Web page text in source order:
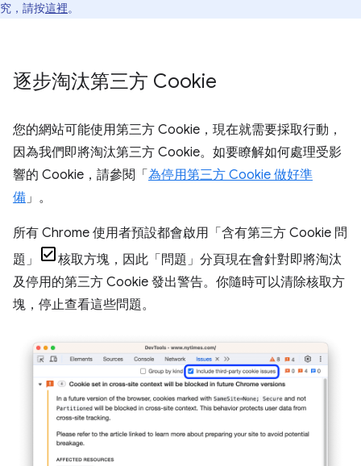
究，請按這裡。
逐步淘汰第三方 Cookie
您的網站可能使用第三方 Cookie，現在就需要採取行動，
因為我們即將淘汰第三方 Cookie。如要瞭解如何處理受影
響的 Cookie，請參閱「 為停用第三方 Cookie 做好準
備」。
所有 Chrome 使用者預設都會啟用「含有第三方 Cookie 問
題」
核取方塊，因此「問題」 分頁現在會針對即將淘汰
及停用的第三方 Cookie 發出警告。你隨時可以清除核取方
塊，停止查看這些問題。